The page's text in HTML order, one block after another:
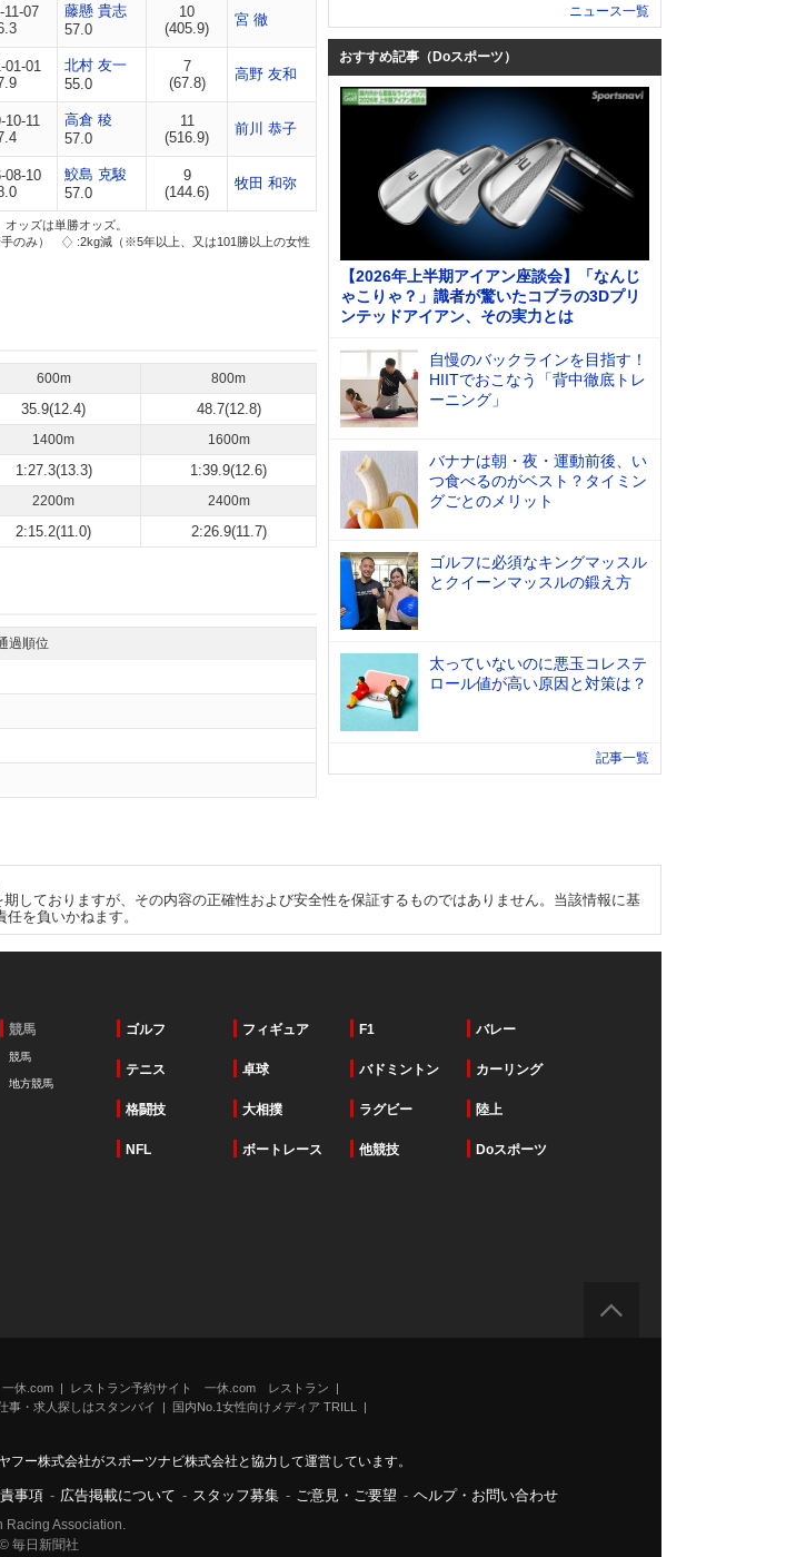
11-07
藤懸 貴志
57.0
10
(405.9)
宮 徹
01-01
北村 友一
55.0
7
(67.8)
高野 友和
10-11
高倉 稜
57.0
11
(516.9)
前川 恭子
08-10
鮫島 克駿
57.0
9
(144.6)
牧田 和弥
ッズは単勝オッズ。
手のみ）
:2kg減（※5年以上、又は101勝以上の女性
600m 800m
35.9(12.4) 48.7(12.8)
1400m 1600m
1:27.3(13.3) 1:39.9(12.6)
2200m 2400m
2:15.2(11.0) 2:26.9(11.7)
過順位
ニュース一覧
おすすめ記事（Doスポーツ）
【2026年上半期アイアン座談会】「なんじ
ゃこりゃ？」識者が驚いたコブラの3Dプリ
ンテッドアイアン、その実力とは
自慢のバックラインを目指す！
HIITでおこなう「背中徹底トレ
ーニング」
バナナは朝・夜・運動前後、い
つ食べるのがベスト？タイミン
グごとのメリット
ゴルフに必須なキングマッスル
とクイーンマッスルの鍛え方
太っていないのに悪玉コレステ
ロール値が高い原因と対策は？
記事一覧
しておりますが、その内容の正確性および安全性を保証するものではありません。当該情報に基
を負いかねます。
競馬
競馬
地方競馬
ゴルフ フィギュア F1 バレー
テニス 卓球 バドミントン カーリング
格闘技 大相撲 ラグビー 陸上
NFL ボートレース 他競技 Doスポーツ
休.com
レストラン予約サイト 一休.com レストラン
事・求人探しはスタンバイ
国内No.1女性向けメディア TRILL
ー株式会社がスポーツナビ株式会社と協力して運営しています。
事項 - 広告掲載について - スタッフ募集 - ご意見・ご要望 - ヘルプ・お問い合わせ
Racing Association.
© 毎日新聞社